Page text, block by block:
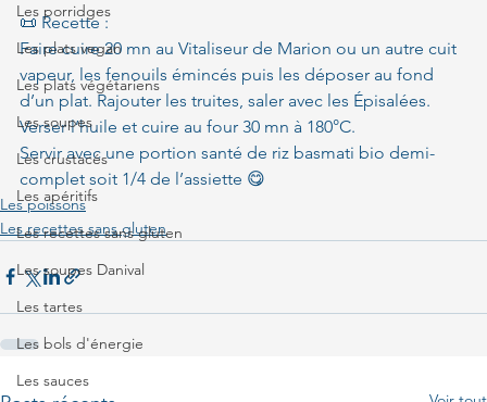
Les porridges
Les plats vegan
Les plats végétariens
Les soupes
Les crustacés
Les apéritifs
Les recettes sans gluten
Les soupes Danival
Les tartes
Les bols d'énergie
Les sauces
📜 Recette :
Faire cuire 20 mn au Vitaliseur de Marion ou un autre cuit
vapeur, les fenouils émincés puis les déposer au fond
d’un plat. Rajouter les truites, saler avec les Épisalées.
Verser l’huile et cuire au four 30 mn à 180°C.
Servir avec une portion santé de riz basmati bio demi-
complet soit 1/4 de l’assiette 😋
Les poissons
Les recettes sans gluten